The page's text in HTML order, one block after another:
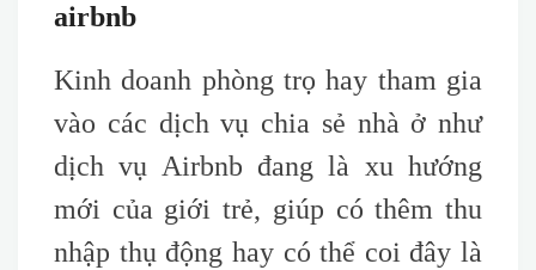
airbnb
Kinh doanh phòng trọ hay tham gia
vào các dịch vụ chia sẻ nhà ở như
dịch vụ Airbnb đang là xu hướng
mới của giới trẻ, giúp có thêm thu
nhập thụ động hay có thể coi đây là